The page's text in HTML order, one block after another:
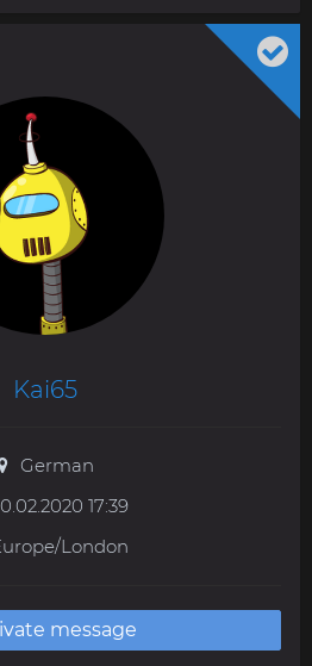
Kai65
German
17:39
London
message